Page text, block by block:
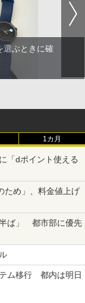
選ぶときに確
1カ月
「dポイント使える
ため」、料金値上げ
ば」 都市部に優先
ム移行 都内は明日